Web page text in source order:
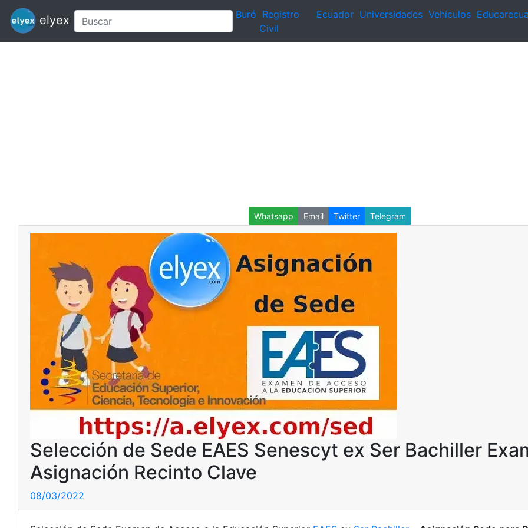
elyex Buró Registro
Civil
Ecuador Universidades Vehículos
Whatsapp Email Twitter Telegram
Selección de Sede EAES Senescyt ex Ser Bachiller
Asignación Recinto Clave
08/03/2022